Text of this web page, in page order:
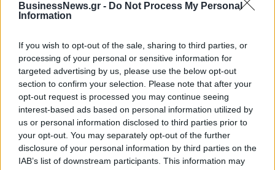
BusinessNews.gr - Do Not Process My Personal
Information
If you wish to opt-out of the sale, sharing to third parties, or
processing of your personal or sensitive information for
targeted advertising by us, please use the below opt-out
section to confirm your selection. Please note that after your
opt-out request is processed you may continue seeing
interest-based ads based on personal information utilized by
us or personal information disclosed to third parties prior to
your opt-out. You may separately opt-out of the further
disclosure of your personal information by third parties on the
IAB’s list of downstream participants. This information may
Νέο Audi A2 e-tron με στόχο
την κορυφή της
αποδοτικότητας
Η Chery επενδύει 75 εκατ.
δολάρια στην KG Mobility
Το FIAT 500 Hybrid τώρα από 18.990 ευρώ
Ντουράντ: "Ο Γιάννης θα
Οι διακοπές των Γάλλων του